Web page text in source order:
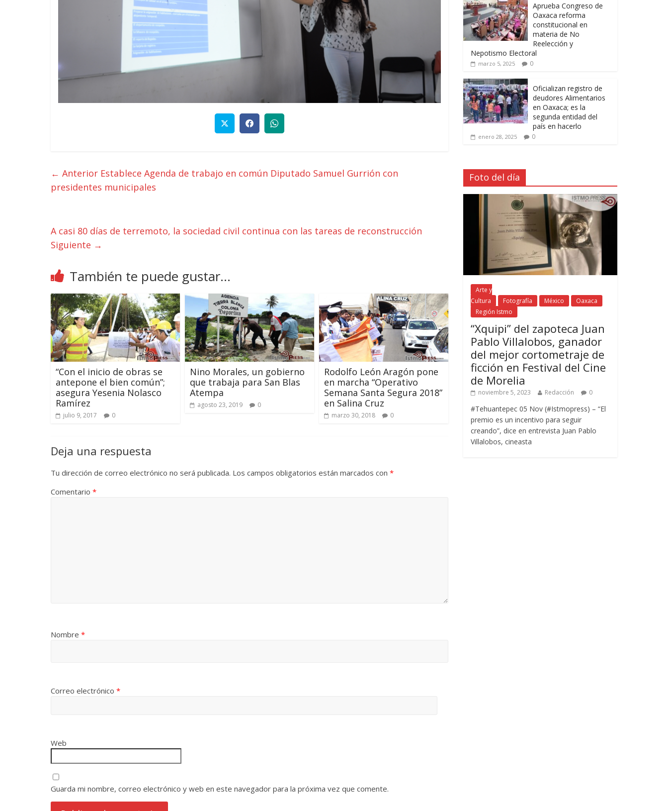
← Anterior Establece Agenda de trabajo en común Diputado Samuel Gurrión con
presidentes municipales
A casi 80 días de terremoto, la sociedad civil continua con las tareas de reconstrucción
Siguiente →
También te puede gustar...
“Con el inicio de obras se
antepone el bien común”;
asegura Yesenia Nolasco
Ramírez
julio 9, 2017 0
Nino Morales, un gobierno
que trabaja para San Blas
Atempa
agosto 23, 2019 0
Rodolfo León Aragón pone
en marcha “Operativo
Semana Santa Segura 2018”
en Salina Cruz
marzo 30, 2018 0
Deja una respuesta
Tu dirección de correo electrónico no será publicada. Los campos obligatorios están marcados con *
Comentario *
Nombre *
Correo electrónico *
Web
Guarda mi nombre, correo electrónico y web en este navegador para la próxima vez que comente.
Aprueba Congreso de
Oaxaca reforma
constitucional en
materia de No
Reelección y
Nepotismo Electoral
marzo 5, 2025 0
Oficializan registro de
deudores Alimentarios
en Oaxaca; es la
segunda entidad del
país en hacerlo
enero 28, 2025 0
Foto del día
Arte y
Cultura
Fotografía México
Oaxaca
Región Istmo
“Xquipi” del zapoteca Juan
Pablo Villalobos, ganador
del mejor cortometraje de
ficción en Festival del Cine
de Morelia
noviembre 5, 2023 Redacción 0
#Tehuantepec 05 Nov (#Istmopress) – “El
premio es un incentivo para seguir
creando”, dice en entrevista Juan Pablo
Villalobos, cineasta